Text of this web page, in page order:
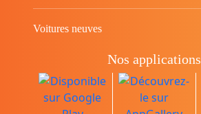
Voitures neuves
Nos applications